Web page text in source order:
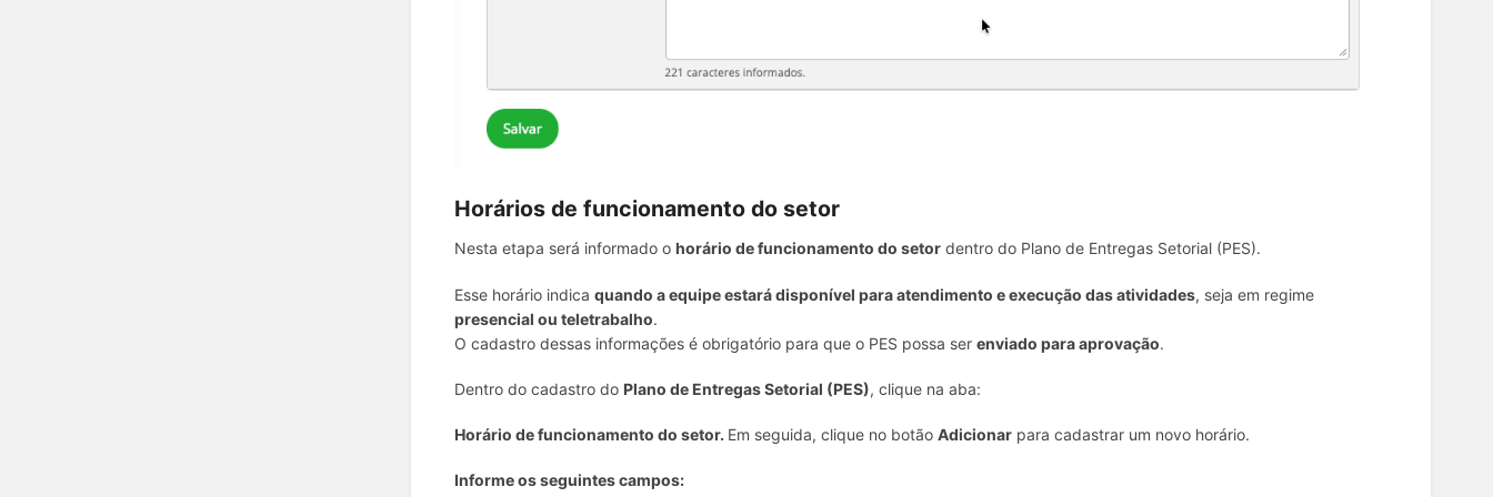
Horários de funcionamento do setor
Nesta etapa será informado o horário de funcionamento do setor dentro do Plano de Entregas Setorial (PES).
Esse horário indica quando a equipe estará disponível para atendimento e execução das atividades, seja em regime
presencial ou teletrabalho.
O cadastro dessas informações é obrigatório para que o PES possa ser enviado para aprovação.
Dentro do cadastro do Plano de Entregas Setorial (PES), clique na aba:
Horário de funcionamento do setor. Em seguida, clique no botão Adicionar para cadastrar um novo horário.
Informe os seguintes campos: